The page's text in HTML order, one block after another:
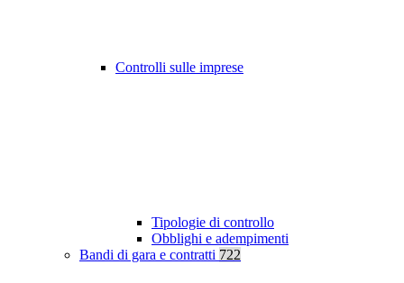
Controlli sulle imprese
Tipologie di controllo
Obblighi e adempimenti
Bandi di gara e contratti 722